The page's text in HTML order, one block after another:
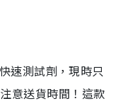
速測試劑，現時只
意送貨時間！這款